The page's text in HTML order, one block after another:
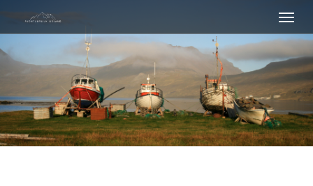
main
content
Menu